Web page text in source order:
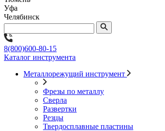
Уфа
Челябинск
8(800)600-80-15
Каталог инструмента
Металлорежущий инструмент
Фрезы по металлу
Сверла
Развертки
Резцы
Твердосплавные пластины